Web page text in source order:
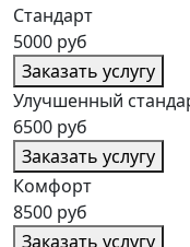
Стандарт
5000 руб
Заказать услугу
Улучшенный
6500 руб
Заказать услугу
Комфорт
8500 руб
Заказать услугу